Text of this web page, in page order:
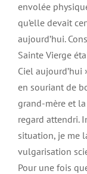
envolée
qu’elle devait
aujourd’hui.
Sainte Vierge
Ciel
en souriant de
grand-mère et
regard attendri.
situation, je me
vulgarisation
Pour une fois